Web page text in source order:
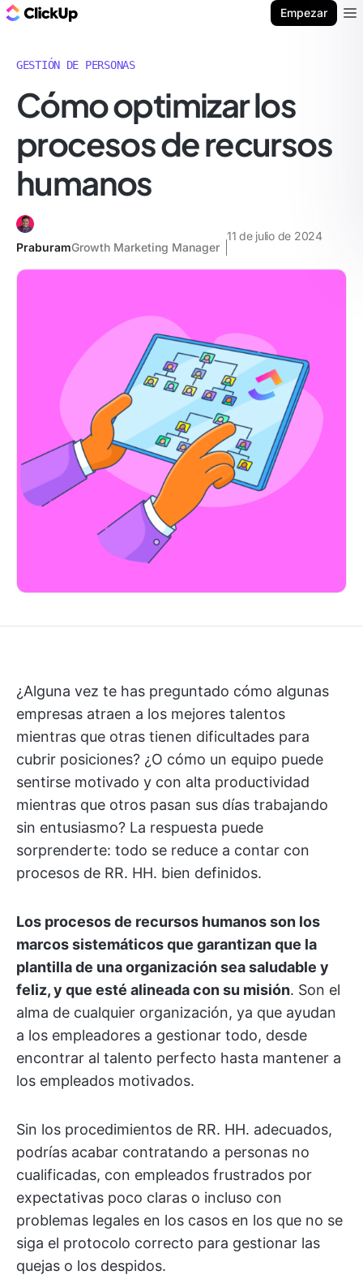
Empezar
GESTIÓN DE PERSONAS
Cómo optimizar los
procesos de recursos
humanos
PraburamGrowth Marketing Manager
11 de julio de 2024
¿Alguna vez te has preguntado cómo algunas
empresas atraen a los mejores talentos
mientras que otras tienen dificultades para
cubrir posiciones? ¿O cómo un equipo puede
sentirse motivado y con alta productividad
mientras que otros pasan sus días trabajando
sin entusiasmo? La respuesta puede
sorprenderte: todo se reduce a contar con
procesos de RR. HH. bien definidos.
Los procesos de recursos humanos son los
marcos sistemáticos que garantizan que la
plantilla de una organización sea saludable y
feliz, y que esté alineada con su misión. Son el
alma de cualquier organización, ya que ayudan
a los empleadores a gestionar todo, desde
encontrar al talento perfecto hasta mantener a
los empleados motivados.
Sin los procedimientos de RR. HH. adecuados,
podrías acabar contratando a personas no
cualificadas, con empleados frustrados por
expectativas poco claras o incluso con
problemas legales en los casos en los que no se
siga el protocolo correcto para gestionar las
quejas o los despidos.